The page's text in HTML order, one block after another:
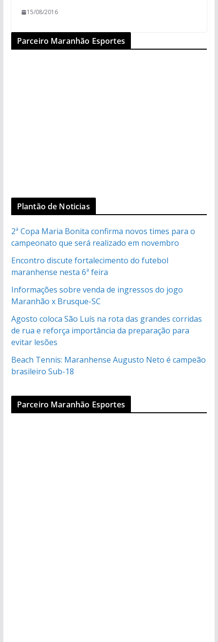
15/08/2016
Parceiro Maranhão Esportes
Plantão de Noticias
2ª Copa Maria Bonita confirma novos times para o
campeonato que será realizado em novembro
Encontro discute fortalecimento do futebol
maranhense nesta 6ª feira
Informações sobre venda de ingressos do jogo
Maranhão x Brusque-SC
Agosto coloca São Luís na rota das grandes corridas
de rua e reforça importância da preparação para
evitar lesões
Beach Tennis: Maranhense Augusto Neto é campeão
brasileiro Sub-18
Parceiro Maranhão Esportes